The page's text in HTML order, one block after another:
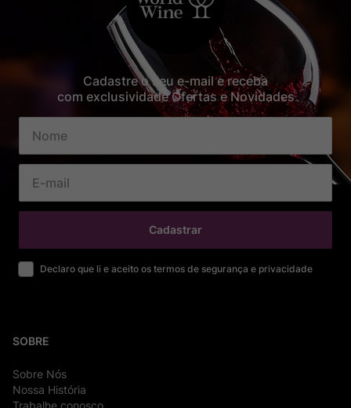
Cadastre o seu e-mail e receba
com exclusividade Ofertas e Novidades
Cadastrar
Declaro que li e aceito os termos de segurança e privacidade
SOBRE
Sobre Nós
Nossa História
Trabalhe conosco